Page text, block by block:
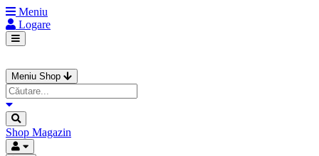
Meniu
Logare
Meniu Shop
Shop Magazin